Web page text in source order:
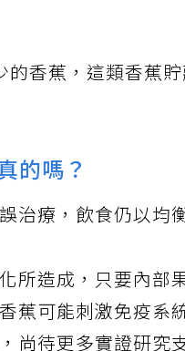
香蕉，這類香蕉
的嗎？
治療，飲食仍以均
所造成，只要內部
蕉可能刺激免疫系